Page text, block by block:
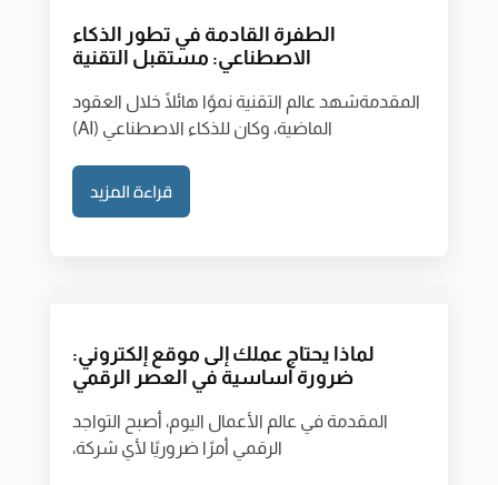
الطفرة القادمة في تطور الذكاء
الاصطناعي: مستقبل التقنية
المقدمةشهد عالم التقنية نموًا هائلًا خلال العقود
الماضية، وكان للذكاء الاصطناعي (AI)
قراءة المزيد
لماذا يحتاج عملك إلى موقع إلكتروني:
ضرورة أساسية في العصر الرقمي
المقدمة في عالم الأعمال اليوم، أصبح التواجد
الرقمي أمرًا ضروريًا لأي شركة،